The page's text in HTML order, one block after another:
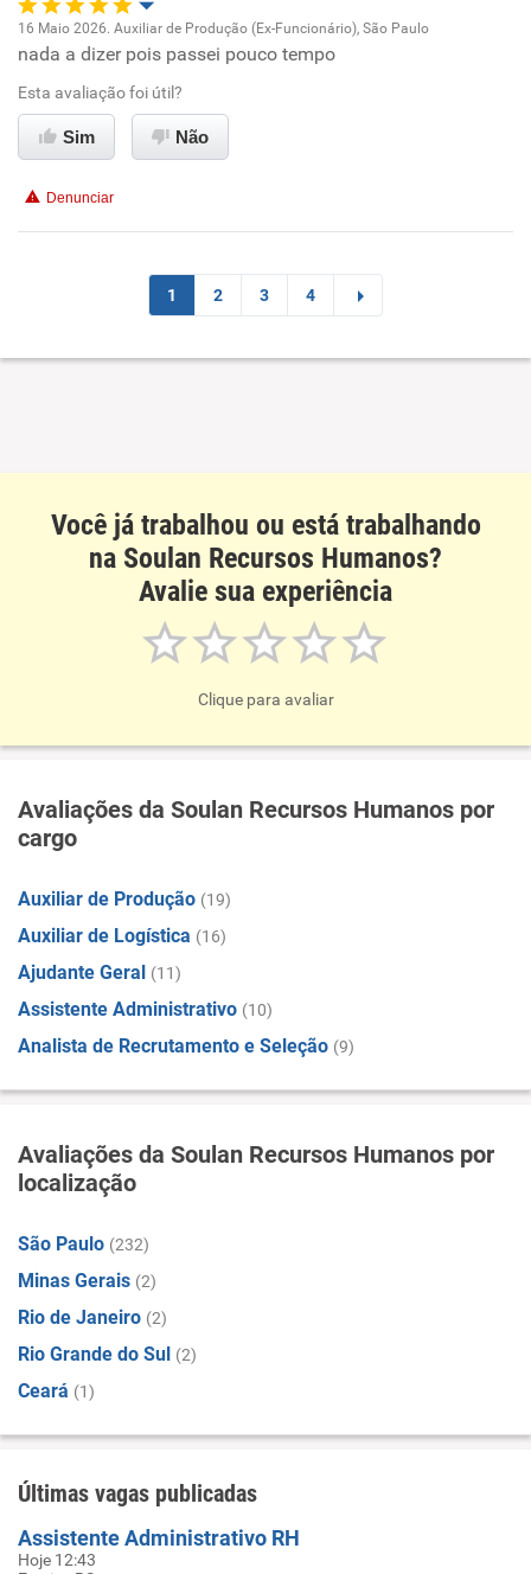
Recomenda a diretoria
Oportunidade de promoção
Ambiente de trabalho
Benefícios
Recomenda esta empresa
16 Maio 2026. Auxiliar de Produção (Ex-Funcionário), São Paulo
nada a dizer pois passei pouco tempo
Esta avaliação foi útil?
Sim Não
Denunciar
1 2 3 4
Você já trabalhou ou está trabalhando
na Soulan Recursos Humanos?
Avalie sua experiência
Clique para avaliar
Avaliações da Soulan Recursos Humanos por
cargo
Auxiliar de Produção (19)
Auxiliar de Logística (16)
Ajudante Geral (11)
Assistente Administrativo (10)
Analista de Recrutamento e Seleção (9)
Avaliações da Soulan Recursos Humanos por
localização
São Paulo (232)
Minas Gerais (2)
Rio de Janeiro (2)
Rio Grande do Sul (2)
Ceará (1)
Últimas vagas publicadas
Assistente Administrativo RH
Hoje 12:43